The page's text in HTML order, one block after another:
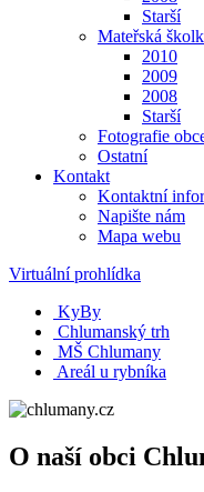
Starší
Mateřská
2010
2009
2008
Starší
Fotografie
Ostatní
Kontakt
Kontaktní
Napište nám
Mapa webu
Virtuální prohlídka
KyBy
Chlumanský trh
MŠ Chlumany
Areál u rybníka
O naší obci